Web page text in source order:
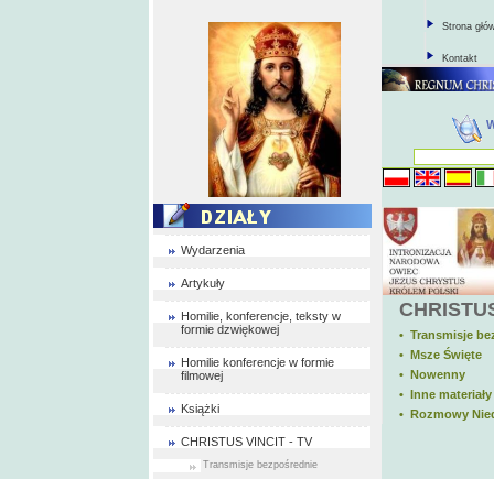
Wydarzenia
Artykuły
Homilie, konferencje, teksty w
formie dzwiękowej
Homilie konferencje w formie
filmowej
Książki
CHRISTUS VINCIT - TV
Transmisje bezpośrednie
Strona
Kontakt
• Transmisje
• Msze Święte
• Nowenny
• Inne materiały
• Rozmowy